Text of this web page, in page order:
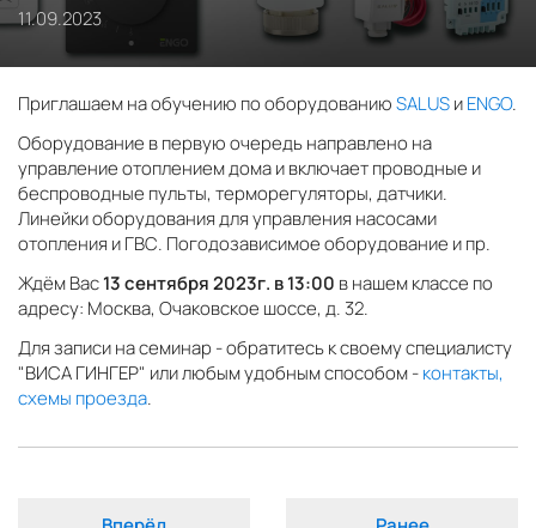
11.09.2023
Приглашаем на обучению по оборудованиюSALUSиENGO.
Оборудование в первую очередь направлено на
управление отоплением дома и включает проводные и
беспроводные пульты, терморегуляторы, датчики.
Линейки оборудования для управления насосами
отопления и ГВС. Погодозависимое оборудование и пр.
Ждём Вас13 сентября 2023г. в 13:00 в нашем классе по
адресу: Москва, Очаковское шоссе, д. 32.
Для записи на семинар - обратитесь к своему специалисту
"ВИСА ГИНГЕР" или любым удобным способом -контакты,
схемы проезда.